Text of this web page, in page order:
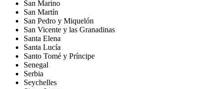
San Marino
San Martín
San Pedro y Miquelón
San Vicente y las Granadinas
Santa Elena
Santa Lucía
Santo Tomé y Príncipe
Senegal
Serbia
Seychelles